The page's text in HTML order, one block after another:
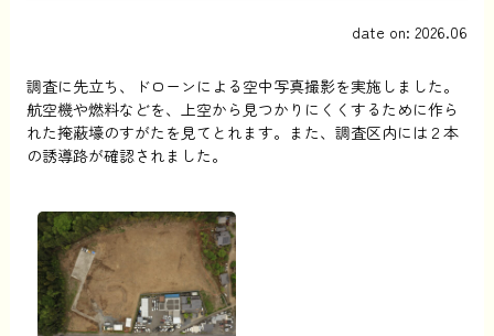
date on: 2026.06
調査に先立ち、ドローンによる空中写真撮影を実施しました。
航空機や燃料などを、上空から見つかりにくくするために作ら
れた掩蔽壕のすがたを見てとれます。また、調査区内には２本
の誘導路が確認されました。